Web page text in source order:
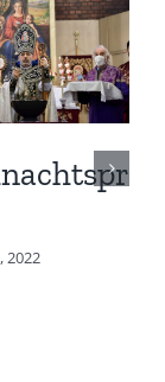
2022